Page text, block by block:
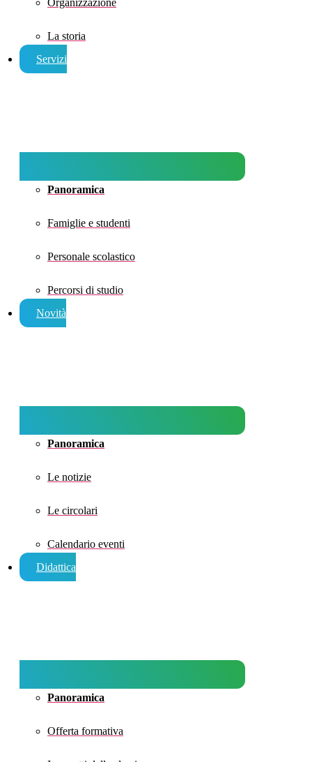
Organizzazione
La storia
Servizi
Panoramica
Famiglie e studenti
Personale scolastico
Percorsi di studio
Novità
Panoramica
Le notizie
Le circolari
Calendario eventi
Didattica
Panoramica
Offerta formativa